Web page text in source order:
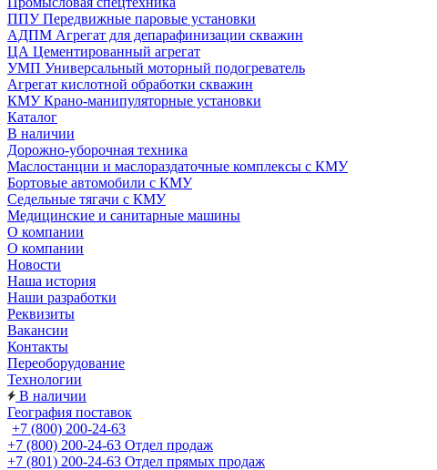
ППУ Передвижные паровые установки
АДПМ Агрегат для депарафинизации скважин
ЦА Цементированный агрегат
УМП Универсальный моторный подогреватель
Агрегат кислотной обработки скважин
КМУ Крано-манипуляторные установки
Каталог
В наличии
Дорожно-уборочная техника
Маслостанции и маслораздаточные комплексы с КМУ
Бортовые автомобили с КМУ
Седельные тягачи с КМУ
Медицинские и санитарные машины
О компании
О компании
Новости
Наша история
Наши разработки
Реквизиты
Вакансии
Контакты
Переоборудование
Технологии
В наличии
География поставок
+7 (800) 200-24-63
+7 (800) 200-24-63 Отдел продаж
+7 (801) 200-24-63 Отдел прямых продаж